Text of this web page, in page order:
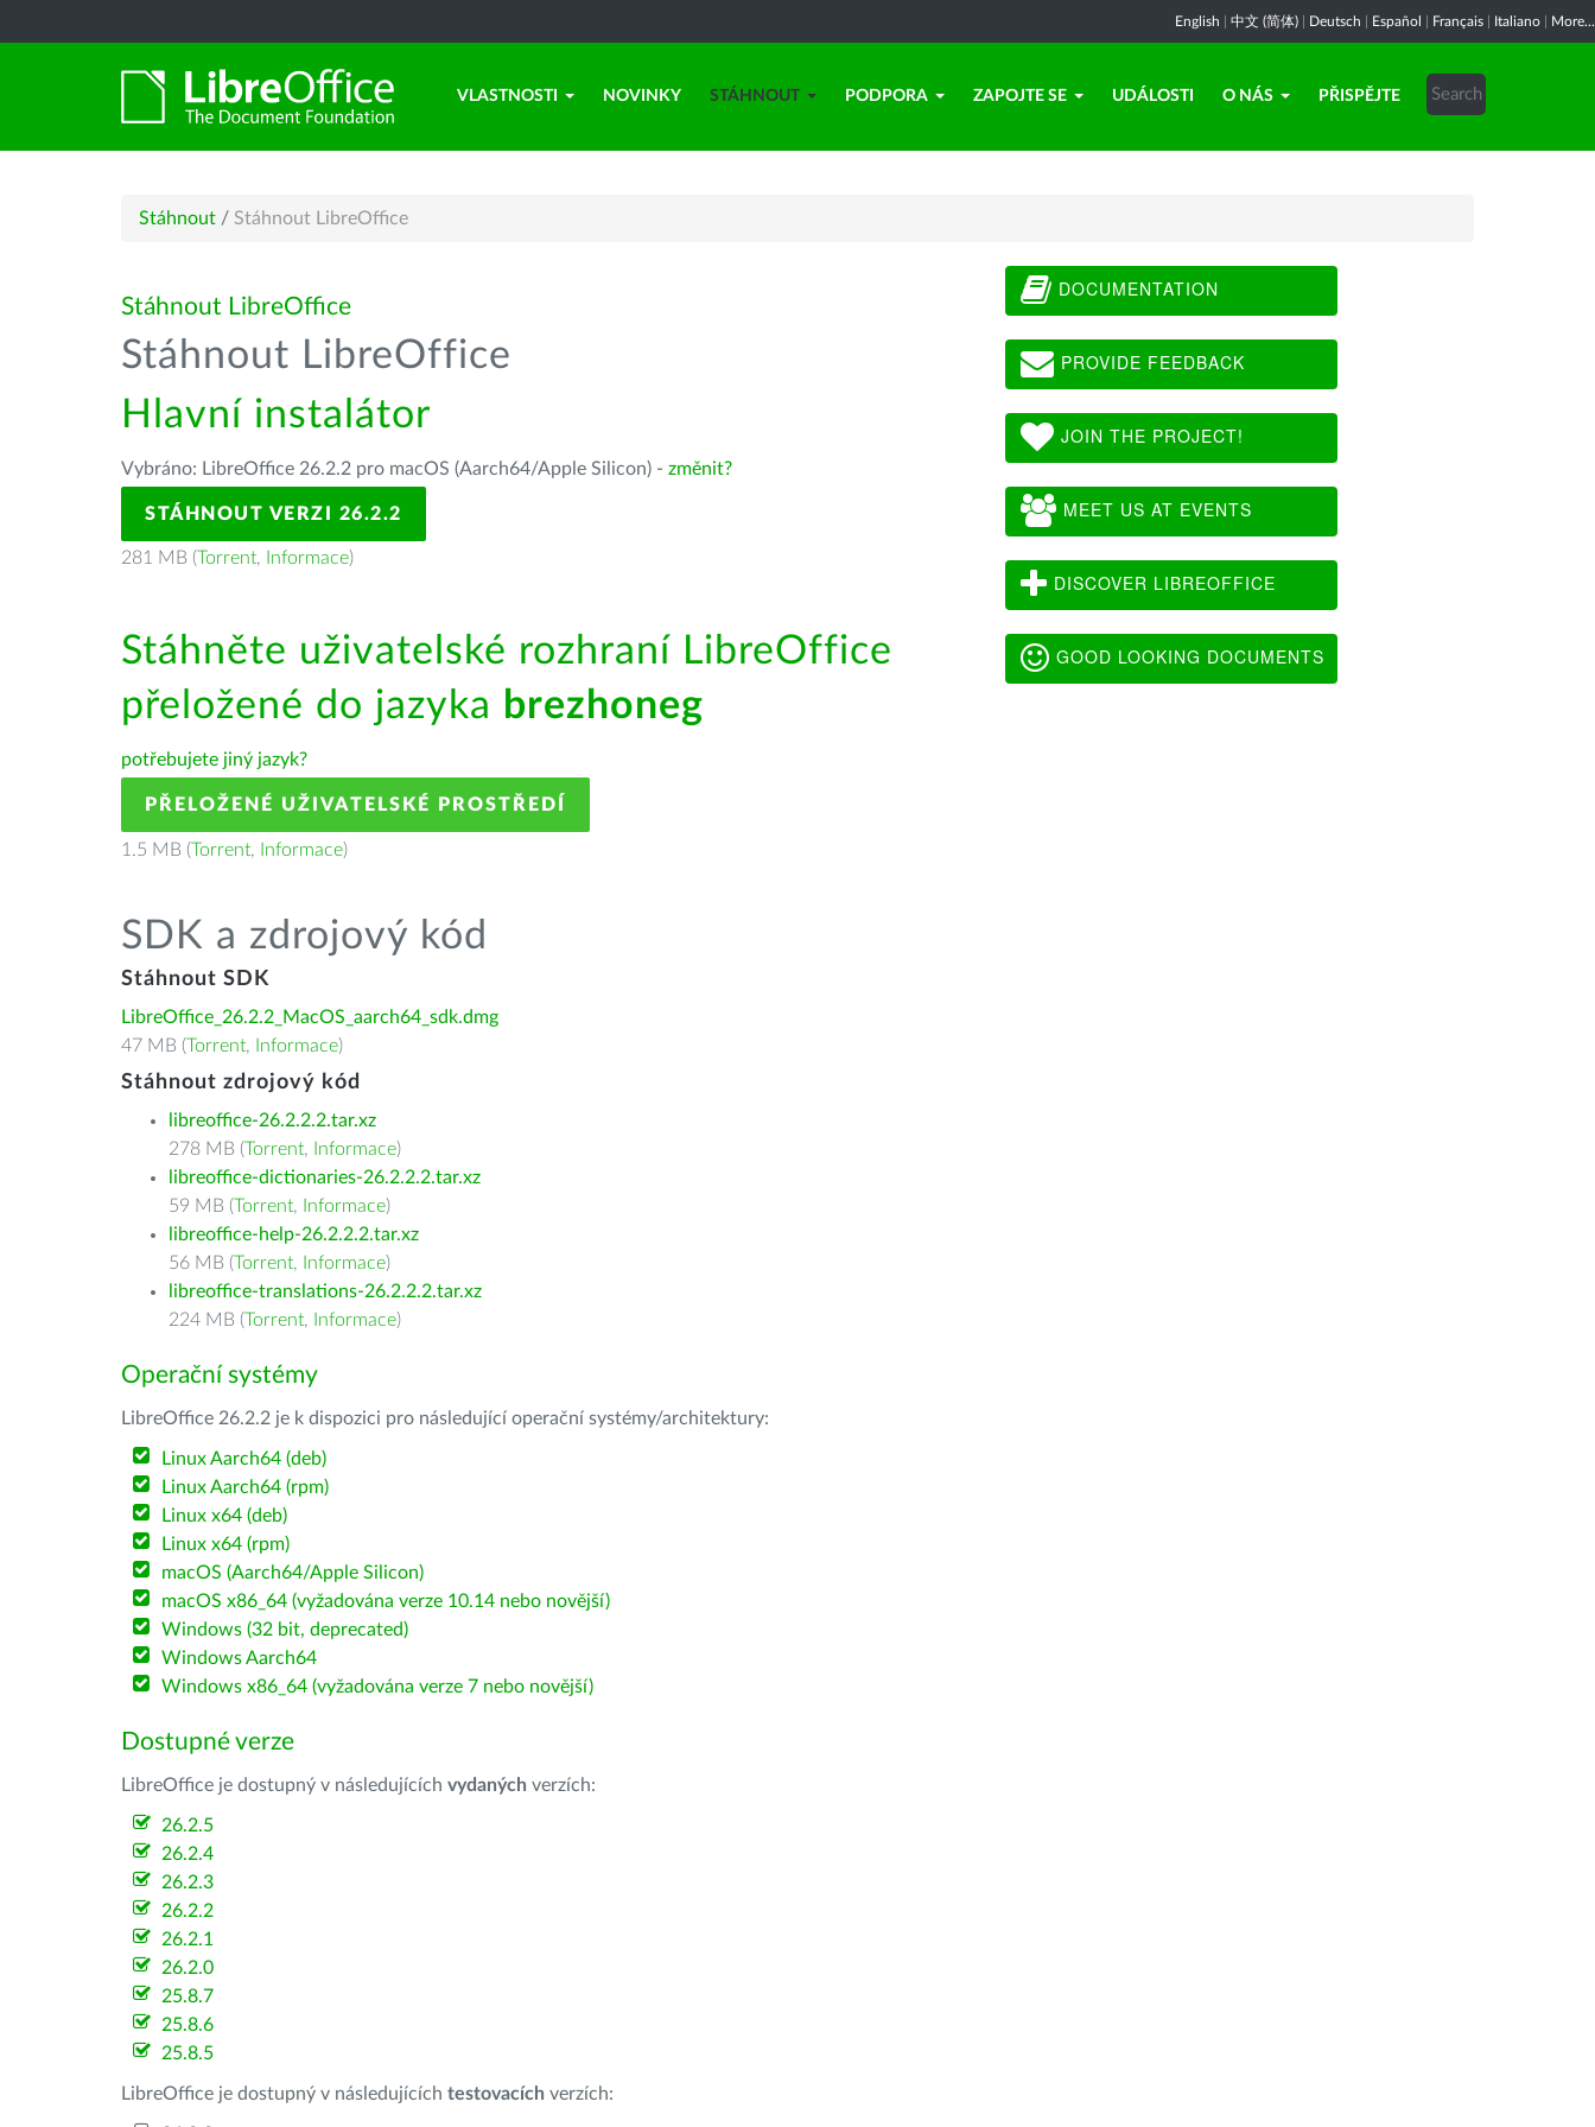
English 中文 (简体) Deutsch Español Français Italiano More...
VLASTNOSTI NOVINKY STÁHNOUT PODPORA ZAPOJTE SE UDÁLOSTI O NÁS PŘISPĚJTE
Stáhnout / Stáhnout LibreOffice
Stáhnout LibreOffice
Stáhnout LibreOffice
Hlavní instalátor
Vybráno: LibreOffice 26.2.2 pro macOS (Aarch64/Apple Silicon) - změnit?
STÁHNOUT VERZI 26.2.2
281 MB (Torrent, Informace)
Stáhněte uživatelské rozhraní LibreOffice
přeložené do jazyka brezhoneg
potřebujete jiný jazyk?
PŘELOŽENÉ UŽIVATELSKÉ PROSTŘEDÍ
1.5 MB (Torrent, Informace)
SDK a zdrojový kód
Stáhnout SDK
LibreOffice_26.2.2_MacOS_aarch64_sdk.dmg
47 MB (Torrent, Informace)
Stáhnout zdrojový kód
libreoffice-26.2.2.2.tar.xz
278 MB (Torrent, Informace)
libreoffice-dictionaries-26.2.2.2.tar.xz
59 MB (Torrent, Informace)
libreoffice-help-26.2.2.2.tar.xz
56 MB (Torrent, Informace)
libreoffice-translations-26.2.2.2.tar.xz
224 MB (Torrent, Informace)
Operační systémy
LibreOffice 26.2.2 je k dispozici pro následující operační systémy/architektury:
Linux Aarch64 (deb)
Linux Aarch64 (rpm)
Linux x64 (deb)
Linux x64 (rpm)
macOS (Aarch64/Apple Silicon)
macOS x86_64 (vyžadována verze 10.14 nebo novější)
Windows (32 bit, deprecated)
Windows Aarch64
Windows x86_64 (vyžadována verze 7 nebo novější)
Dostupné verze
LibreOffice je dostupný v následujících vydaných verzích:
26.2.5
26.2.4
26.2.3
26.2.2
26.2.1
26.2.0
25.8.7
25.8.6
25.8.5
LibreOffice je dostupný v následujících testovacích verzích:
DOCUMENTATION
PROVIDE FEEDBACK
JOIN THE PROJECT!
MEET US AT EVENTS
DISCOVER LIBREOFFICE
GOOD LOOKING DOCUMENTS